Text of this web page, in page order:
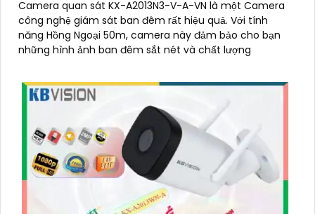
Camera quan sát KX-A2013N3-V-A-VN là một Camera
công nghệ giám sát ban đêm rất hiệu quả. Với tính
năng Hồng Ngoại 50m, camera này đảm bảo cho bạn
những hình ảnh ban đêm sắt nét và chất lượng